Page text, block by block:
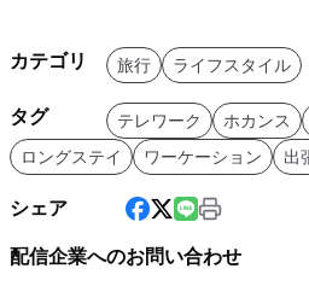
カテゴリ 旅行 ライフスタイル
タグ テレワーク ホカンス
ロングステイ
ワーケーション 出
シェア
配信企業へのお問い合わせ